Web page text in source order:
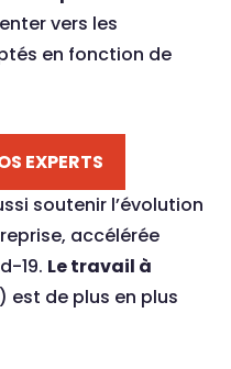
vers les
en fonction de
EXPERTS
soutenir l’évolution
accélérée
19. Le travail à
est de plus en plus